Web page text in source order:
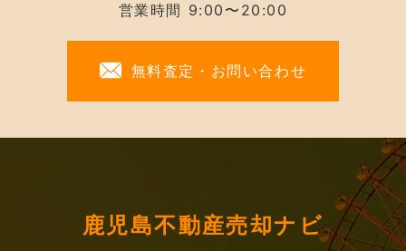
営業時間 9:00〜20:00
無料査定・お問い合わせ
鹿児島不動産売却ナビ